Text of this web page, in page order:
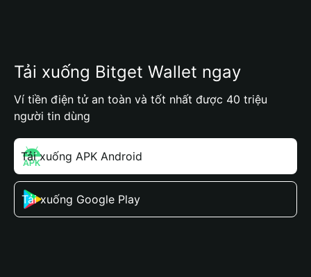
Tải xuống Bitget Wallet ngay
Ví tiền điện tử an toàn và tốt nhất được 40 triệu
người tin dùng
Tải xuống APK Android
Tải xuống Google Play